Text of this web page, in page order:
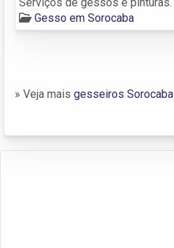
Gesso em Sorocaba
» Veja mais gesseiros Sorocaba